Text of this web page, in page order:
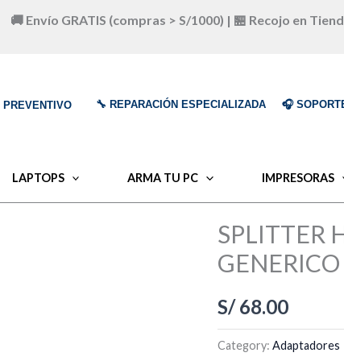
🚚 Envío GRATIS (compras > S/1000) | 🏪 Recojo en
🔧 REPARACIÓN ESPECIALIZADA 🎧
LAPTOPS ARMA TU PC IMPRESORAS
SPLITTER
S/68.00
Category:Adaptadores